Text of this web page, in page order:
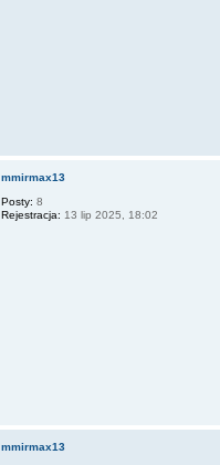
mmirmax13
Posty: 8
Rejestracja: 13 lip 2025, 18:02
mmirmax13